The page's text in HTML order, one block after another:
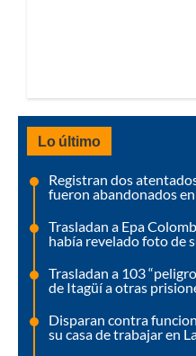
Lo último
Registran dos
fueron abandonados
Trasladan a Epa
había revelado foto de
Trasladan a 103
de Itagüí a otras
Disparan contra
su casa de trabajar en